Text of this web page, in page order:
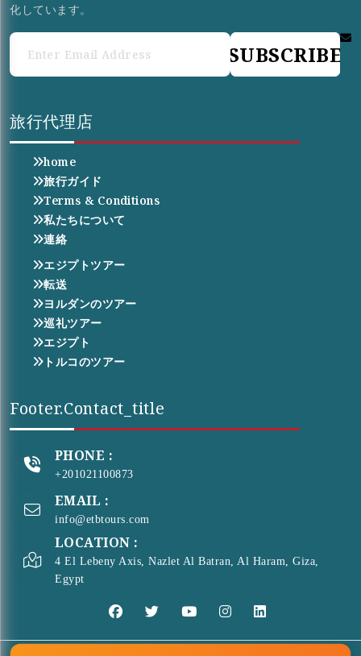
化しています。
SUBSCRIBE
旅行代理店
home
旅行ガイド
Terms & Conditions
私たちについて
連絡
エジプトツアー
転送
ヨルダンのツアー
巡礼ツアー
エジプト
トルコのツアー
Footer.contact_title
PHONE :
+201021100873
EMAIL :
info@etbtours.com
LOCATION :
4 El Lebeny Axis, Nazlet Al Batran, Al Haram, Giza,
Egypt